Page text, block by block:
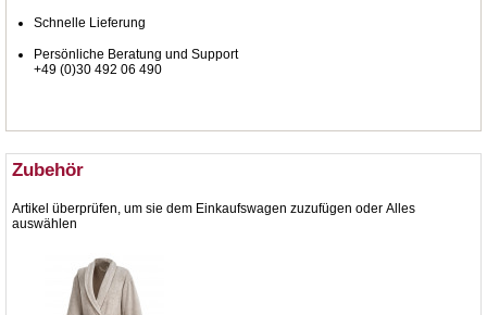
Schnelle Lieferung
Persönliche Beratung und Support
+49 (0)30 492 06 490
Zubehör
Artikel überprüfen, um sie dem Einkaufswagen zuzufügen oder Alles
auswählen